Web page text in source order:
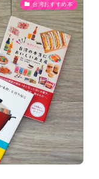
台湾おすすめ本